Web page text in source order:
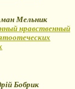
Мельник
нравственный
Бобрик